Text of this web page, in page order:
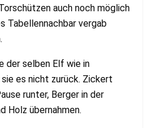
auch noch möglich
Tabellennachbar vergab
der selben Elf wie in
es nicht zurück. Zickert
runter, Berger in der
Holz übernahmen.